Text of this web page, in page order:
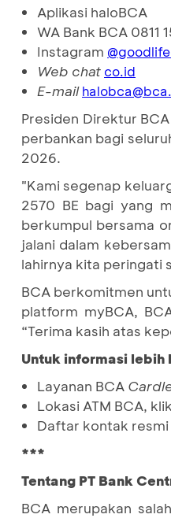
Aplikasi haloBCA
WA Bank BCA 0811
Instagram
Web chat co.id
E-mail
Presiden Direktur
perbankan bagi
2026.
"Kami segenap
2570 BE bagi yang
berkumpul bersama
jalani dalam
lahirnya kita peringati
BCA berkomitmen
platform myBCA,
“Terima kasih atas
Untuk informasi lebih
Layanan BCA
Lokasi ATM BCA, klik
Daftar kontak resmi
***
Tentang PT Bank
BCA merupakan